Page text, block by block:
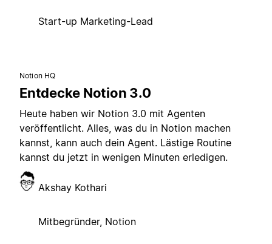
Start-up Marketing-Lead
Notion HQ
Entdecke Notion 3.0
Heute haben wir Notion 3.0 mit Agenten
veröffentlicht. Alles, was du in Notion machen
kannst, kann auch dein Agent. Lästige Routine
kannst du jetzt in wenigen Minuten erledigen.
Akshay Kothari
Mitbegründer, Notion